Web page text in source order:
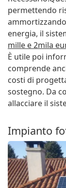
permettendo
energia, il
mille e 2mila
È utile poi
comprende
costi di
sostegno. Da
allacciare il
Impianto